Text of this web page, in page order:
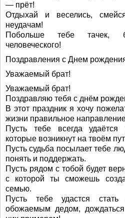
— прёт!
Отдыхай и веселись,
неудачам!
Побольше тебе тачек,
человеческого!
Поздравления с Днем
Уважаемый брат!
Уважаемый брат!
Поздравляю тебя с днём
В этот праздник я хочу
жизни правильное
Пусть тебе всегда удаётся
которые возникнут на твоём
Пусть судьба посылает тебе
понять и поддержать.
Пусть рядом с тобой будет
с которой ты сможешь
семью.
Пусть тебе удастся
обожаемым дедом,